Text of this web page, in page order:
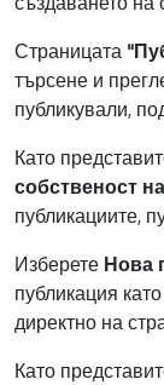
Страницата
търсене и
публикували,
Като
собственост на
публикациите,
Изберете Нова
публикация
директно на
Като